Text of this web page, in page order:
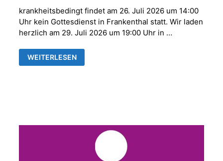
krankheitsbedingt findet am 26. Juli 2026 um 14:00
Uhr kein Gottesdienst in Frankenthal statt. Wir laden
herzlich am 29. Juli 2026 um 19:00 Uhr in …
AM
26.07.2026
KEIN
WEITERLESEN